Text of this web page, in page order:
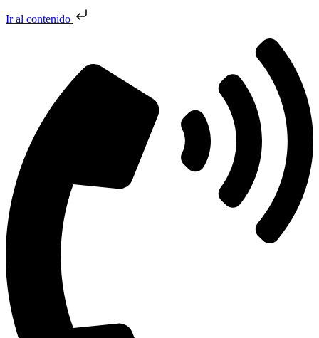
Ir al contenido